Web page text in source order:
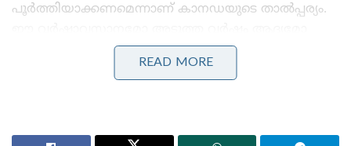
പൂർത്തിയാക്കണമെന്നാണ് കാനഡയുടെ താൽപ്പര്യം.
പ്രധാനമന്ത്രി നരേന്ദ്ര മോദി കാനഡ സന്ദർശിച്ചേക്കും.
2015-ന് ശേഷം മോദിയുടെ ആദ്യ സ്വതന്ത്ര ഉഭയകക്ഷി
Stories you may like
READ MORE